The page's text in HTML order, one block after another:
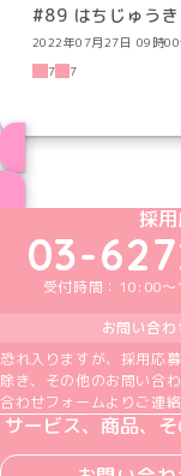
#89 はちじゅう
2022年07月27日 09時00
7
7
採
03-
受付時間：10:00～
お問い合
恐れ入りますが、採用応
除き、その他のお問い合
合わせフォームよりご連
サービス、商品、